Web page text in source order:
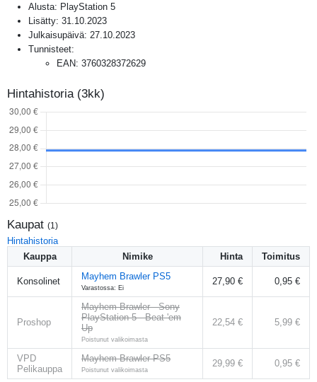
Alusta: PlayStation 5
Lisätty: 31.10.2023
Julkaisupäivä: 27.10.2023
Tunnisteet:
EAN: 3760328372629
Hintahistoria (3kk)
Kaupat (1 )
Hintahistoria
Kauppa
Nimike Hinta Toimitus
Konsolinet Mayhem Brawler PS5
Varastossa: Ei
27,90 € 0,95 €
Proshop
Mayhem Brawler - Sony
PlayStation 5 - Beat 'em
Up
Poistunut valikoimasta
22,54 € 5,99 €
VPD
Pelikauppa
Mayhem Brawler PS5
Poistunut valikoimasta
29,99 € 0,95 €